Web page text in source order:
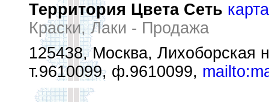
Территория Цвета Сеть карта
Краски, Лаки - Продажа
125438, Москва, Лихоборская
т.9610099, ф.9610099,